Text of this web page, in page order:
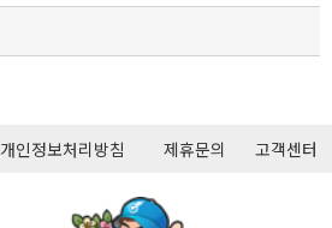
개인정보처리방침 제휴문의 고객센터